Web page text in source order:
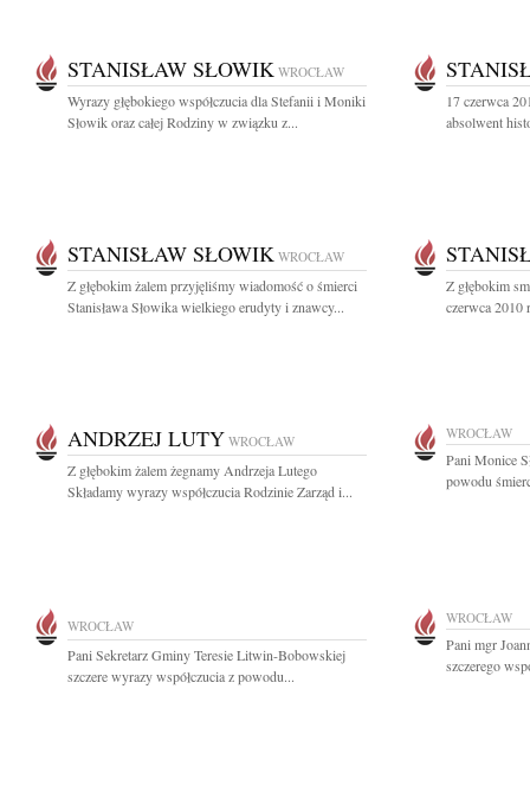
STANISŁAW SŁOWIK WROCŁAW
Wyrazy głębokiego współczucia dla Stefanii i Moniki
Słowik oraz całej Rodziny w związku z...
17 czerwca
absolwent
STANISŁAW SŁOWIK WROCŁAW
Z głębokim żalem przyjęliśmy wiadomość o śmierci
Stanisława Słowika wielkiego erudyty i znawcy...
Z głębokim
czerwca 2010
ANDRZEJ LUTY WROCŁAW
Z głębokim żalem żegnamy Andrzeja Lutego
Składamy wyrazy współczucia Rodzinie Zarząd i...
WROCŁAW
Pani Monice
powodu
WROCŁAW
Pani Sekretarz Gminy Teresie Litwin-Bobowskiej
szczere wyrazy współczucia z powodu...
WROCŁAW
Pani mgr
szczerego